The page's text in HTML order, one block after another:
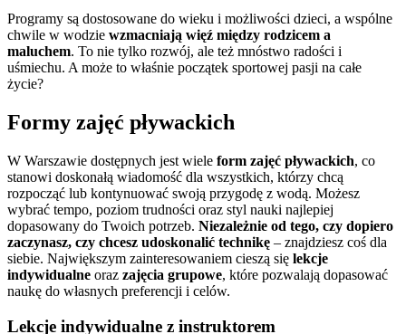
Programy są dostosowane do wieku i możliwości dzieci, a wspólne
chwile w wodzie wzmacniają więź między rodzicem a
maluchem. To nie tylko rozwój, ale też mnóstwo radości i
uśmiechu. A może to właśnie początek sportowej pasji na całe
życie?
Formy zajęć pływackich
W Warszawie dostępnych jest wiele form zajęć pływackich, co
stanowi doskonałą wiadomość dla wszystkich, którzy chcą
rozpocząć lub kontynuować swoją przygodę z wodą. Możesz
wybrać tempo, poziom trudności oraz styl nauki najlepiej
dopasowany do Twoich potrzeb. Niezależnie od tego, czy dopiero
zaczynasz, czy chcesz udoskonalić technikę – znajdziesz coś dla
siebie. Największym zainteresowaniem cieszą się lekcje
indywidualne oraz zajęcia grupowe, które pozwalają dopasować
naukę do własnych preferencji i celów.
Lekcje indywidualne z instruktorem